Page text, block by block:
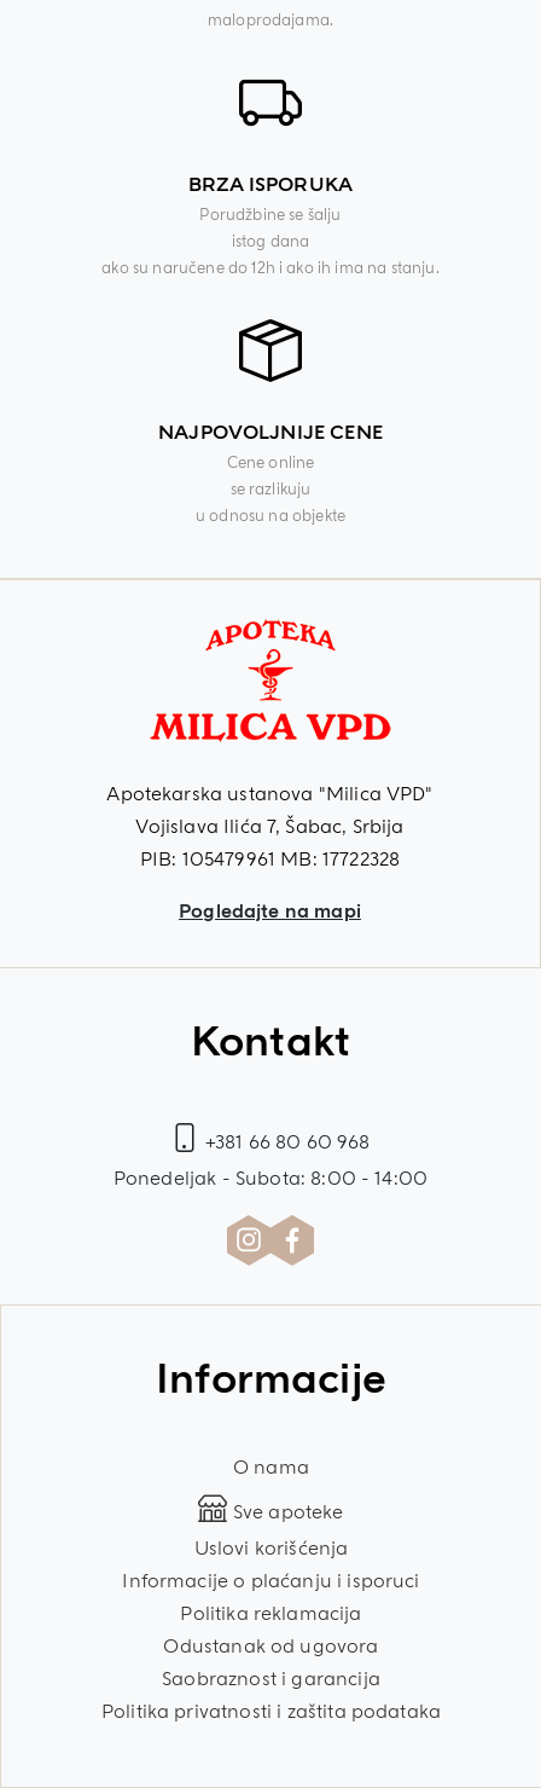
maloprodajama.
BRZA ISPORUKA
Porudžbine se šalju
istog dana
ako su naručene do 12h i ako ih ima na stanju.
NAJPOVOLJNIJE CENE
Cene online
se razlikuju
u odnosu na objekte
Apotekarska ustanova "Milica VPD"
Vojislava Ilića 7, Šabac, Srbija
PIB: 105479961 MB: 17722328
Pogledajte na mapi
Kontakt
+381 66 80 60 968
Ponedeljak - Subota: 8:00 - 14:00
Informacije
O nama
Sve apoteke
Uslovi korišćenja
Informacije o plaćanju i isporuci
Politika reklamacija
Odustanak od ugovora
Saobraznost i garancija
Politika privatnosti i zaštita podataka